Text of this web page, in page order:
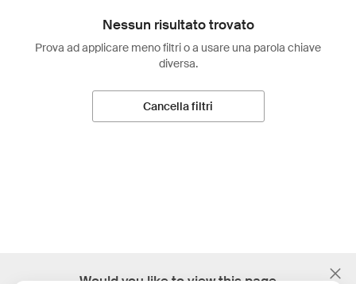
Nessun risultato trovato
Prova ad applicare meno filtri o a usare una parola chiave
diversa.
Cancella filtri